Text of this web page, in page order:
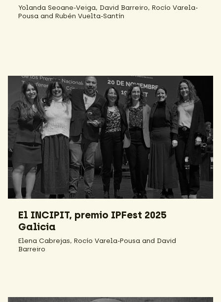
Yolanda Seoane-Veiga, David Barreiro, Rocío Varela-
Pousa and Rubén Vuelta-Santín
El INCIPIT, premio IPFest 2025
Galicia
Elena Cabrejas, Rocío Varela-Pousa and David
Barreiro